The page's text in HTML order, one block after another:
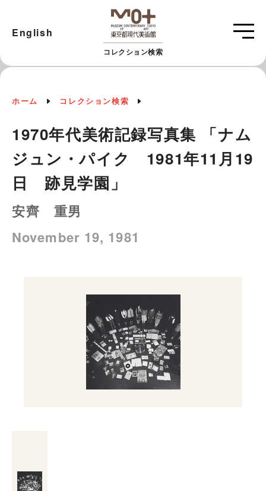
コレクション検索
English
ホーム コレクション検索
1970年代美術記録写真集 「ナム
ジュン・パイク 1981年11月19
日 跡見学園」
安齊 重男
November 19, 1981